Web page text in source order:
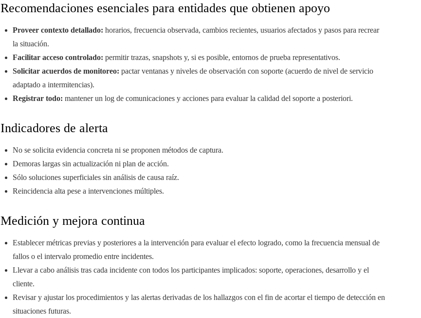
Recomendaciones esenciales para entidades que obtienen apoyo
Proveer contexto detallado: horarios, frecuencia observada, cambios recientes, usuarios afectados y pasos para recrear
la situación.
Facilitar acceso controlado: permitir trazas, snapshots y, si es posible, entornos de prueba representativos.
Solicitar acuerdos de monitoreo: pactar ventanas y niveles de observación con soporte (acuerdo de nivel de servicio
adaptado a intermitencias).
Registrar todo: mantener un log de comunicaciones y acciones para evaluar la calidad del soporte a posteriori.
Indicadores de alerta
No se solicita evidencia concreta ni se proponen métodos de captura.
Demoras largas sin actualización ni plan de acción.
Sólo soluciones superficiales sin análisis de causa raíz.
Reincidencia alta pese a intervenciones múltiples.
Medición y mejora continua
Establecer métricas previas y posteriores a la intervención para evaluar el efecto logrado, como la frecuencia mensual de
fallos o el intervalo promedio entre incidentes.
Llevar a cabo análisis tras cada incidente con todos los participantes implicados: soporte, operaciones, desarrollo y el
cliente.
Revisar y ajustar los procedimientos y las alertas derivadas de los hallazgos con el fin de acortar el tiempo de detección en
situaciones futuras.